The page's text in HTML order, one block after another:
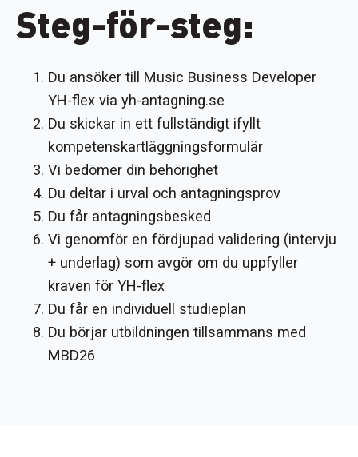
Steg-för-steg:
Du ansöker till Music Business Developer
YH-flex via yh-antagning.se
Du skickar in ett fullständigt ifyllt
kompetenskartläggningsformulär
Vi bedömer din behörighet
Du deltar i urval och antagningsprov
Du får antagningsbesked
Vi genomför en fördjupad validering (intervju
+ underlag) som avgör om du uppfyller
kraven för YH-flex
Du får en individuell studieplan
Du börjar utbildningen tillsammans med
MBD26